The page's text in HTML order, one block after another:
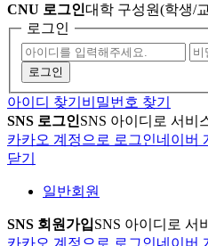
CNU 로그인대학 구성원(학생/
로그인
아이디 찾기 비밀번호 찾기
SNS 로그인SNS 아이디로 서비
카카오 계정으로 로그인네이버
닫기
일반회원
SNS 회원가입SNS 아이디로 서